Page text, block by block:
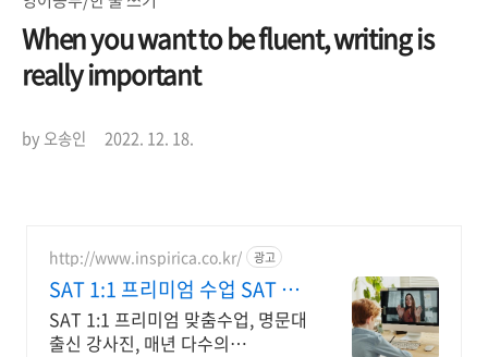
When you want to be fluent, writing is
really important
by 오송인 2022. 12. 18.
http://www.inspirica.co.kr/ 광고
SAT 1:1 프리미엄 수업 SAT 전
문가들의 밀착 관리
SAT 1:1 프리미엄 맞춤수업, 명문대
출신 강사진, 매년 다수의